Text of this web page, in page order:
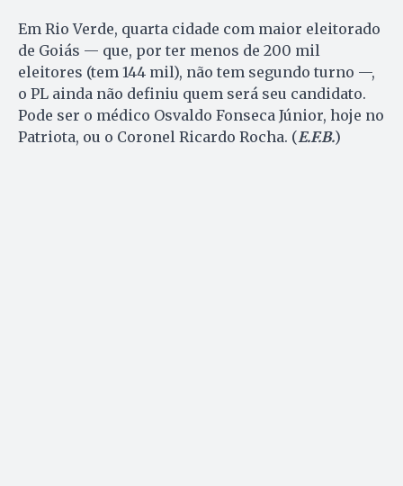
Em Rio Verde, quarta cidade com maior eleitorado
de Goiás — que, por ter menos de 200 mil
eleitores (tem 144 mil), não tem segundo turno —,
o PL ainda não definiu quem será seu candidato.
Pode ser o médico Osvaldo Fonseca Júnior, hoje no
Patriota, ou o Coronel Ricardo Rocha. (E.F.B.)